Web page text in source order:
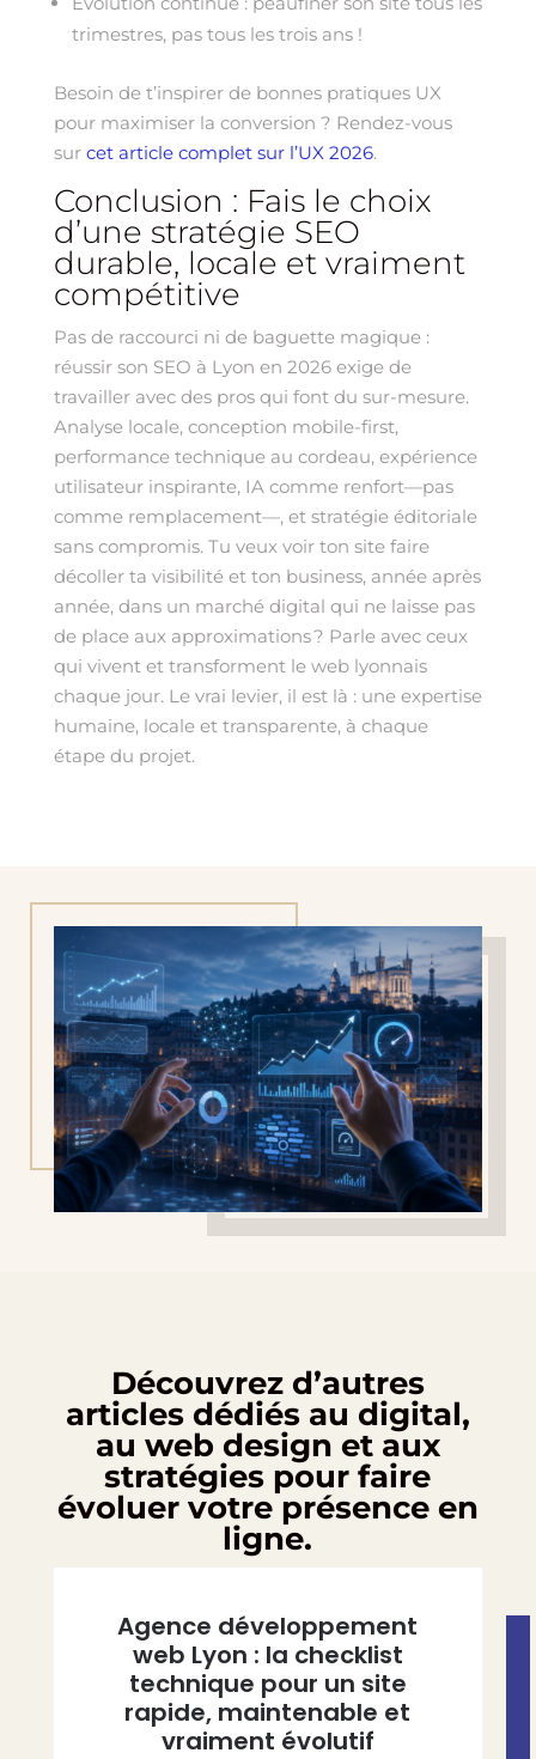
trimestres, pas tous les trois ans !
Besoin de t’inspirer de bonnes pratiques UX
pour maximiser la conversion ? Rendez-vous
sur cet article complet sur l’UX 2026.
Conclusion : Fais le choix
d’une stratégie SEO
durable, locale et vraiment
compétitive
Pas de raccourci ni de baguette magique :
réussir son SEO à Lyon en 2026 exige de
travailler avec des pros qui font du sur-mesure.
Analyse locale, conception mobile-first,
performance technique au cordeau, expérience
utilisateur inspirante, IA comme renfort—pas
comme remplacement—, et stratégie éditoriale
sans compromis. Tu veux voir ton site faire
décoller ta visibilité et ton business, année après
année, dans un marché digital qui ne laisse pas
de place aux approximations ? Parle avec ceux
qui vivent et transforment le web lyonnais
chaque jour. Le vrai levier, il est là : une expertise
humaine, locale et transparente, à chaque
étape du projet.
Découvrez d’autres
articles dédiés au digital,
au web design et aux
stratégies pour faire
évoluer votre présence en
ligne.
Agence développement
web Lyon : la checklist
technique pour un site
rapide, maintenable et
vraiment évolutif